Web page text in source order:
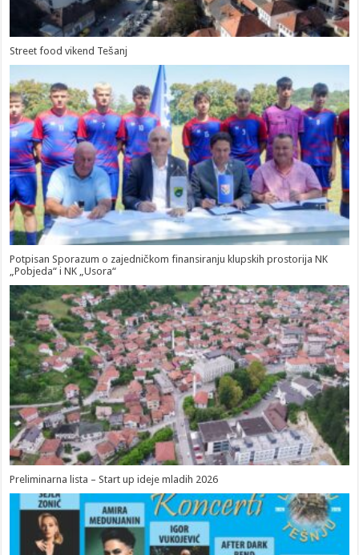
Street food vikend Tešanj
Potpisan Sporazum o zajedničkom finansiranju klupskih prostorija NK
„Pobjeda“ i NK „Usora“
Preliminarna lista – Start up ideje mladih 2026